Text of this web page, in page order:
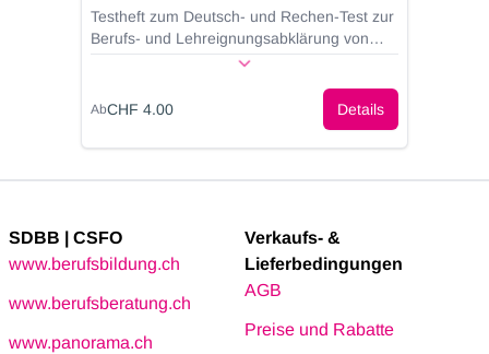
Testheft zum Deutsch- und Rechen-Test zur
Berufs- und Lehreignungsabklärung von
schulschwachen Jugendlichen
AbCHF 4.00 Details
SDBB | CSFO
www.berufsbildung.ch
www.berufsberatung.ch
www.panorama.ch
Verkaufs- &
Lieferbedingungen
AGB
Preise und Rabatte